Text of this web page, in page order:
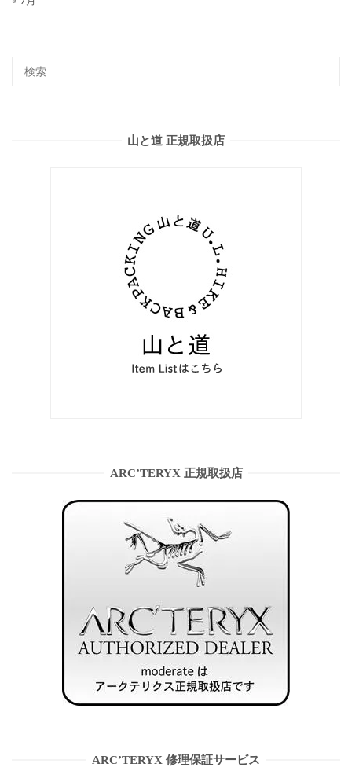
山と道 正規取扱店
ARC’TERYX 正規取扱店
ARC’TERYX 修理保証サービス